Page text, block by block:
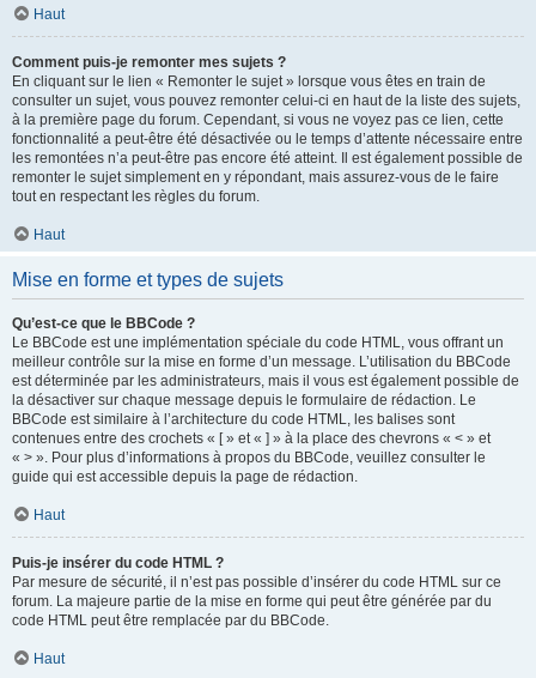
Haut
Comment puis-je remonter mes sujets ?
En cliquant sur le lien « Remonter le sujet » lorsque vous êtes en train de
consulter un sujet, vous pouvez remonter celui-ci en haut de la liste des sujets,
à la première page du forum. Cependant, si vous ne voyez pas ce lien, cette
fonctionnalité a peut-être été désactivée ou le temps d’attente nécessaire entre
les remontées n’a peut-être pas encore été atteint. Il est également possible de
remonter le sujet simplement en y répondant, mais assurez-vous de le faire
tout en respectant les règles du forum.
Haut
Mise en forme et types de sujets
Qu’est-ce que le BBCode ?
Le BBCode est une implémentation spéciale du code HTML, vous offrant un
meilleur contrôle sur la mise en forme d’un message. L’utilisation du BBCode
est déterminée par les administrateurs, mais il vous est également possible de
la désactiver sur chaque message depuis le formulaire de rédaction. Le
BBCode est similaire à l’architecture du code HTML, les balises sont
contenues entre des crochets « [ » et « ] » à la place des chevrons « < » et
« > ». Pour plus d’informations à propos du BBCode, veuillez consulter le
guide qui est accessible depuis la page de rédaction.
Haut
Puis-je insérer du code HTML ?
Par mesure de sécurité, il n’est pas possible d’insérer du code HTML sur ce
forum. La majeure partie de la mise en forme qui peut être générée par du
code HTML peut être remplacée par du BBCode.
Haut